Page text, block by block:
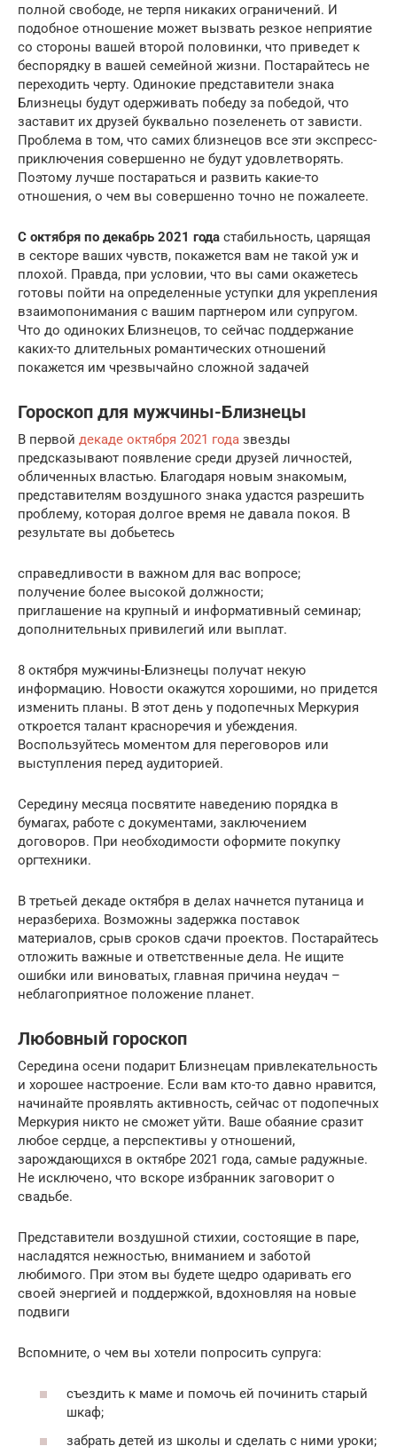
полной свободе, не терпя никаких ограничений. И
подобное отношение может вызвать резкое неприятие
со стороны вашей второй половинки, что приведет к
беспорядку в вашей семейной жизни. Постарайтесь не
переходить черту. Одинокие представители знака
Близнецы будут одерживать победу за победой, что
заставит их друзей буквально позеленеть от зависти.
Проблема в том, что самих близнецов все эти экспресс-
приключения совершенно не будут удовлетворять.
Поэтому лучше постараться и развить какие-то
отношения, о чем вы совершенно точно не пожалеете.
С октября по декабрь 2021 года стабильность, царящая
в секторе ваших чувств, покажется вам не такой уж и
плохой. Правда, при условии, что вы сами окажетесь
готовы пойти на определенные уступки для укрепления
взаимопонимания с вашим партнером или супругом.
Что до одиноких Близнецов, то сейчас поддержание
каких-то длительных романтических отношений
покажется им чрезвычайно сложной задачей
Гороскоп для мужчины-Близнецы
В первой декаде октября 2021 года звезды
предсказывают появление среди друзей личностей,
обличенных властью. Благодаря новым знакомым,
представителям воздушного знака удастся разрешить
проблему, которая долгое время не давала покоя. В
результате вы добьетесь
справедливости в важном для вас вопросе;
получение более высокой должности;
приглашение на крупный и информативный семинар;
дополнительных привилегий или выплат.
8 октября мужчины-Близнецы получат некую
информацию. Новости окажутся хорошими, но придется
изменить планы. В этот день у подопечных Меркурия
откроется талант красноречия и убеждения.
Воспользуйтесь моментом для переговоров или
выступления перед аудиторией.
Середину месяца посвятите наведению порядка в
бумагах, работе с документами, заключением
договоров. При необходимости оформите покупку
оргтехники.
В третьей декаде октября в делах начнется путаница и
неразбериха. Возможны задержка поставок
материалов, срыв сроков сдачи проектов. Постарайтесь
отложить важные и ответственные дела. Не ищите
ошибки или виноватых, главная причина неудач –
неблагоприятное положение планет.
Любовный гороскоп
Середина осени подарит Близнецам привлекательность
и хорошее настроение. Если вам кто-то давно нравится,
начинайте проявлять активность, сейчас от подопечных
Меркурия никто не сможет уйти. Ваше обаяние сразит
любое сердце, а перспективы у отношений,
зарождающихся в октябре 2021 года, самые радужные.
Не исключено, что вскоре избранник заговорит о
свадьбе.
Представители воздушной стихии, состоящие в паре,
насладятся нежностью, вниманием и заботой
любимого. При этом вы будете щедро одаривать его
своей энергией и поддержкой, вдохновляя на новые
подвиги
Вспомните, о чем вы хотели попросить супруга:
съездить к маме и помочь ей починить старый
шкаф;
забрать детей из школы и сделать с ними уроки;